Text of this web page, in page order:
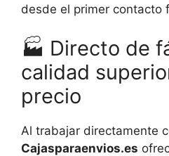
desde el primer contacto
🏭 Directo de
calidad
precio
Al trabajar directamente
Cajasparaenvios.es